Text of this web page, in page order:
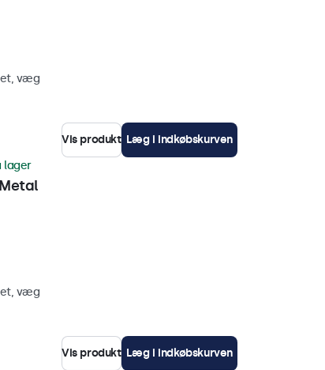
væg
Vis produkt Læg i indkøbskurven
lager
væg
Vis produkt Læg i indkøbskurven